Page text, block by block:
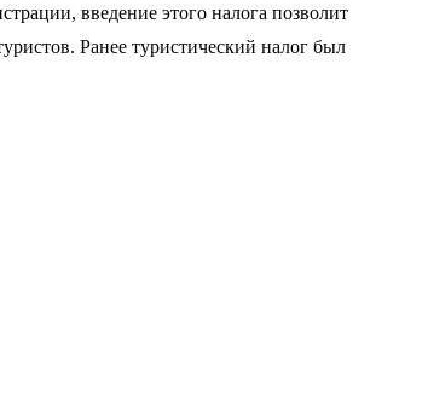
введение этого налога позволит
Ранее туристический налог был